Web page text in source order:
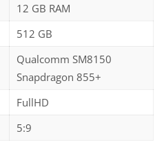
12 GB RAM
512 GB
Qualcomm SM8150
Snapdragon 855+
FullHD
5:9